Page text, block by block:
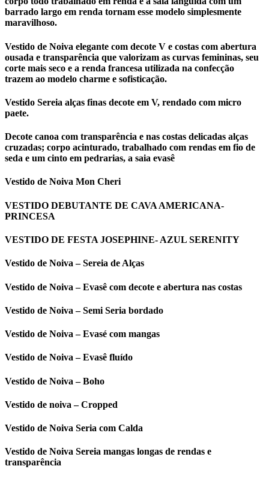
barrado largo em renda tornam esse modelo simplesmente
maravilhoso.
Vestido de Noiva elegante com decote V e costas com abertura
ousada e transparência que valorizam as curvas femininas, seu
corte mais seco e a renda francesa utilizada na confecção
trazem ao modelo charme e sofisticação.
Vestido Sereia alças finas decote em V, rendado com micro
paete.
Decote canoa com transparência e nas costas delicadas alças
cruzadas; corpo acinturado, trabalhado com rendas em fio de
seda e um cinto em pedrarias, a saia evasê
Vestido de Noiva Mon Cheri
VESTIDO DEBUTANTE DE CAVA AMERICANA-
PRINCESA
VESTIDO DE FESTA JOSEPHINE- AZUL SERENITY
Vestido de Noiva – Sereia de Alças
Vestido de Noiva – Evasê com decote e abertura nas costas
Vestido de Noiva – Semi Seria bordado
Vestido de Noiva – Evasé com mangas
Vestido de Noiva – Evasê fluído
Vestido de Noiva – Boho
Vestido de noiva – Cropped
Vestido de Noiva Seria com Calda
Vestido de Noiva Sereia mangas longas de rendas e
transparência